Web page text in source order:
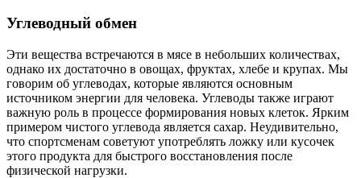
Углеводный обмен
Эти вещества встречаются в мясе в небольших количествах,
однако их достаточно в овощах, фруктах, хлебе и крупах. Мы
говорим об углеводах, которые являются основным
источником энергии для человека. Углеводы также играют
важную роль в процессе формирования новых клеток. Ярким
примером чистого углевода является сахар. Неудивительно,
что спортсменам советуют употреблять ложку или кусочек
этого продукта для быстрого восстановления после
физической нагрузки.